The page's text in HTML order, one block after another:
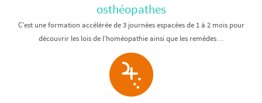
osthéopathes
C’est une formation accélérée de 3 journées espacées de 1 à 2 mois pour
découvrir les lois de l’homéopathie ainsi que les remèdes…